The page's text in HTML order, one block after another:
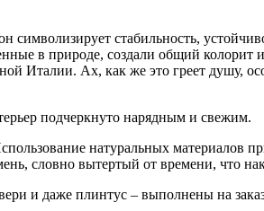
стабильность,
в природе, создали общий колорит
Италии. Ах, как же это греет душу,
подчеркнуто нарядным и свежим.
натуральных материалов
словно вытертый от времени, что
и даже плинтус – выполнены на